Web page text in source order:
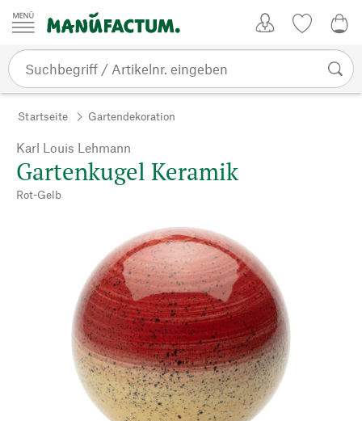
Zum Inhalt springen
Startseite Gartendekoration
Karl Louis Lehmann
Gartenkugel Keramik
Rot-Gelb